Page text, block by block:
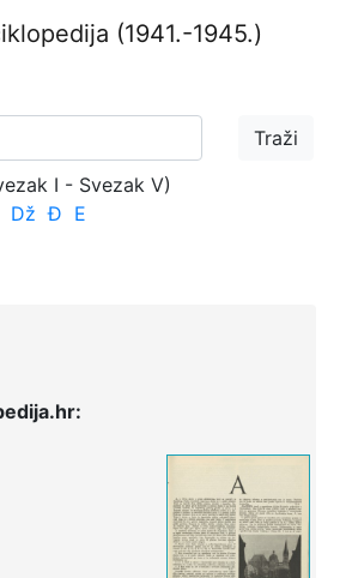
(1941.-1945.)
I - Svezak V)
Dž Đ E